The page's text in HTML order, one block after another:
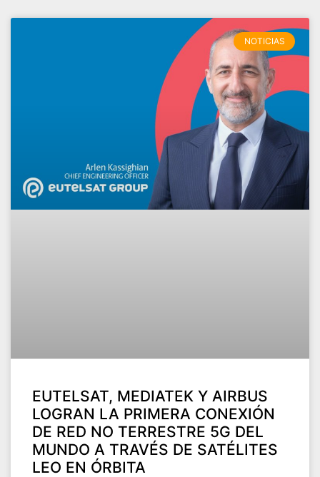
NOTICIAS
EUTELSAT, MEDIATEK Y AIRBUS
LOGRAN LA PRIMERA CONEXIÓN
DE RED NO TERRESTRE 5G DEL
MUNDO A TRAVÉS DE SATÉLITES
LEO EN ÓRBITA